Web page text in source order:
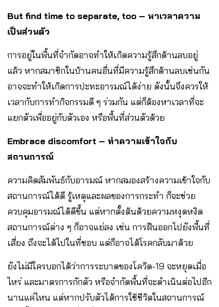
But find time to separate, too – หาเวลาความ
เป็นส่วนตัว
การอยู่ในพื้นที่จำกัดอาจทำให้เกิดความรู้สึกด้านลบอยู่
แล้ว หากสมาชิกในบ้านคนอื่นที่มีความรู้สึกด้านลบเช่นกัน
อาจจะทำให้เกิดการปะทะอารมณ์ได้ง่าย ดังนั้นจึงควรให้
เวลากับการทำกิจกรรมดี ๆ ร่วมกัน แต่ก็ต้องหาเวลาที่จะ
แยกตัวเพื่ออยู่กับตัวเอง หรือพื้นที่ส่วนตัวด้วย
Embrace discomfort – ทำความเข้าใจกับ
สถานการณ์
ความคิดสัมพันธ์กับอารมณ์ หากสมองสร้างความเข้าใจกับ
สถานการณ์ได้ดี รู้เหตุและผลของการกระทำ ก็จะช่วย
ควบคุมอารมณ์ได้ดีขึ้น แต่หากตั้งต้นด้วยความหงุดหงิด
สถานการณ์ต่าง ๆ ก็อาจแย่ลง เช่น การฝืนออกไปยังพื้นที่
เสี่ยง ถึงจะได้ไปในที่ชอบ แต่ก็อาจได้โรคกลับมาด้วย
ยังไม่มีใครบอกได้ว่าการระบาดของโควิด-19 จะหยุดเมื่อ
ไหร่ และมาตรการกักตัว หรือจำกัดพื้นที่จะดำเนินต่อไปอีก
นานแค่ไหน แต่หากปรับตัวได้การใช้ชีวิตในสถานการณ์